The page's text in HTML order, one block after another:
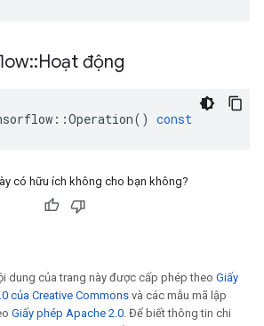
::Hoạt động
::Operation() const
có hữu ích không cho bạn không?
dung của trang này được cấp phép theo Giấy
của Creative Commons và các mẫu mã lập
Giấy phép Apache 2.0. Để biết thông tin chi